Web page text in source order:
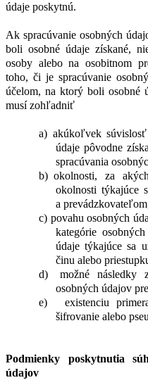
údaje poskytnú.
Ak spracúvanie osobných
boli osobné údaje získané,
osoby alebo na osobitnom
toho, či je spracúvanie
účelom, na ktorý boli osobné
musí zohľadniť
a) akúkoľvek
údaje pôvodne
spracúvania
b) okolnosti, za
okolnosti týkajúce
a
c) povahu osobných
kategórie
údaje týkajúce sa
činu alebo
d)
možné následky
osobných údajov
e)
existenciu
šifrovanie alebo
Podmienky poskytnutia
údajov